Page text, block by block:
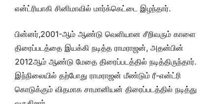
என்ட்ரியாகி சினிமாவில் மார்க்கெட்டை இழந்தார்.
பின்னர்,2001-ஆம் ஆண்டு வெளியான சீறிவரும் காளை
திரைப்படத்தை இயக்கி நடித்த ராமராஜன், அதன்பின்
2012ஆம் ஆண்டு மேதை திரைப்படத்தில் நடித்திருந்தார்.
இந்நிலையில் தற்போது ராமராஜன் மீண்டும் ரீ-என்ட்ரி
கொடுக்கும் விதமாக சாமானியன் திரைப்படத்தில் நடித்து